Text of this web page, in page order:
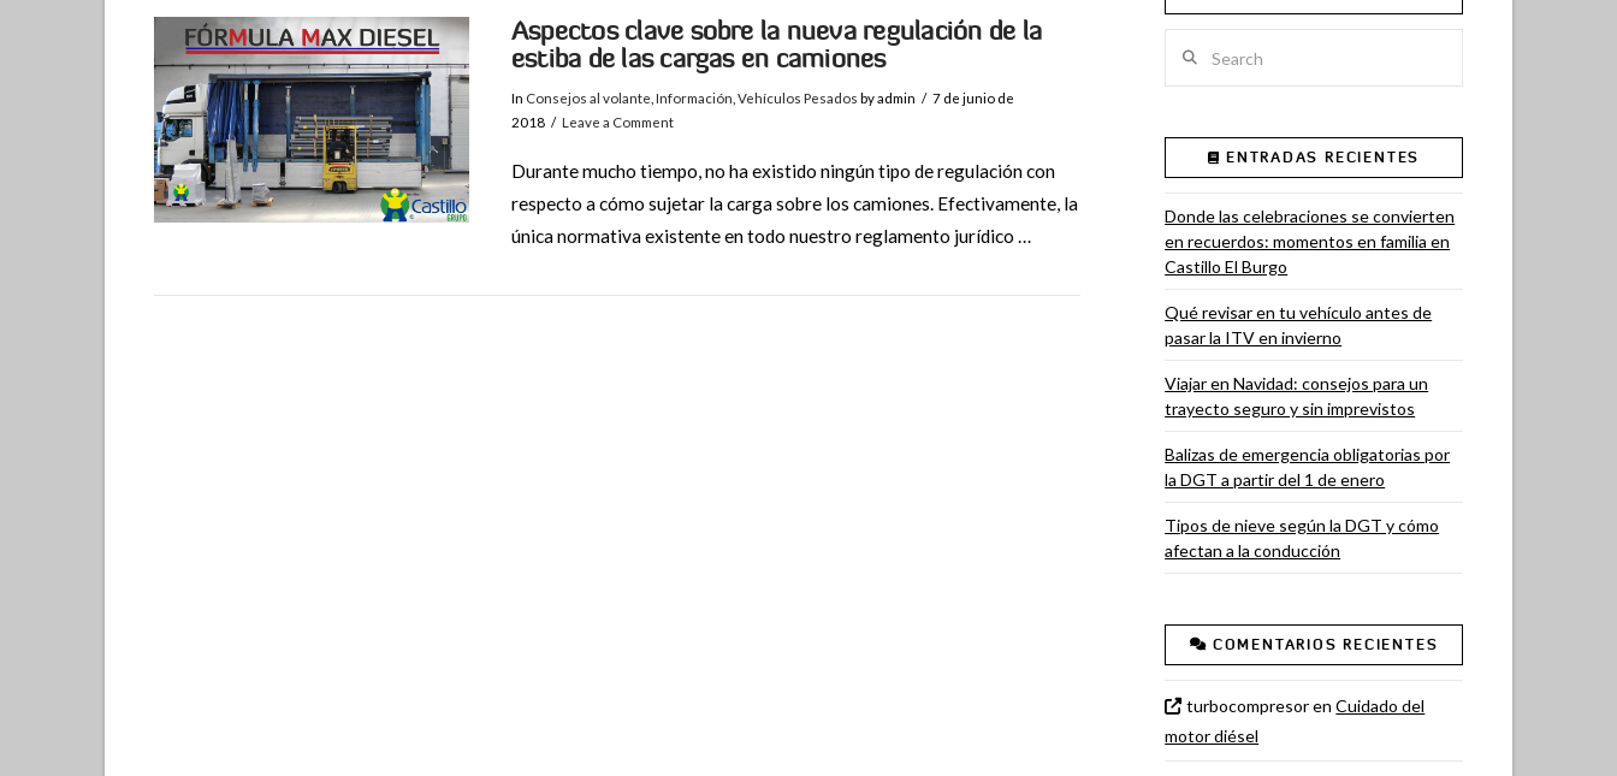
Aspectos clave sobre la nueva regulación de la
estiba de las cargas en camiones
In Consejos al volante Información Vehículos Pesados by admin
7 de junio de
2018
Leave a Comment
Durante mucho tiempo, no ha existido ningún tipo de regulación con
respecto a cómo sujetar la carga sobre los camiones. Efectivamente, la
única normativa existente en todo nuestro reglamento jurídico …
ENTRADAS RECIENTES
Donde las celebraciones se convierten
en recuerdos: momentos en familia en
Castillo El Burgo
Qué revisar en tu vehículo antes de
pasar la ITV en invierno
Viajar en Navidad: consejos para un
trayecto seguro y sin imprevistos
Balizas de emergencia obligatorias por
la DGT a partir del 1 de enero
Tipos de nieve según la DGT y cómo
afectan a la conducción
COMENTARIOS RECIENTES
turbocompresorenCuidado del
motor diésel